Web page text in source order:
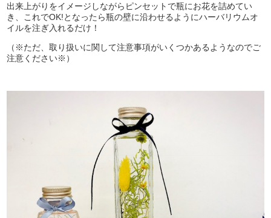
出来上がりをイメージしながらピンセットで瓶にお花を詰めてい
き、これでOK!となったら瓶の壁に沿わせるようにハーバリウムオ
イルを注ぎ入れるだけ！
（※ただ、取り扱いに関して注意事項がいくつかあるようなのでご
注意ください※）